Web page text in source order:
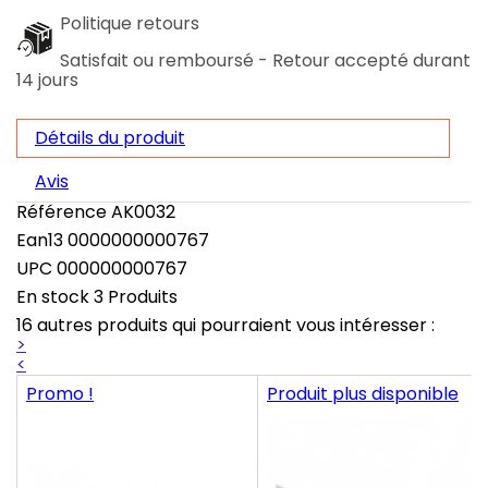
Politique retours
Satisfait ou remboursé - Retour accepté durant
14 jours
Détails du produit
Avis
RéférenceAK0032
Ean130000000000767
UPC 000000000767
En stock3 Produits
16 autres produits qui pourraient vous intéresser :
>
<
Promo !
Produit plus disponible